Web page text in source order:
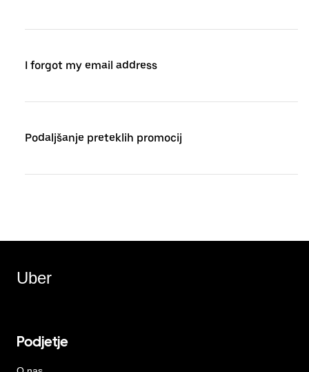
I forgot my email address
Podaljšanje preteklih promocij
Uber
Podjetje